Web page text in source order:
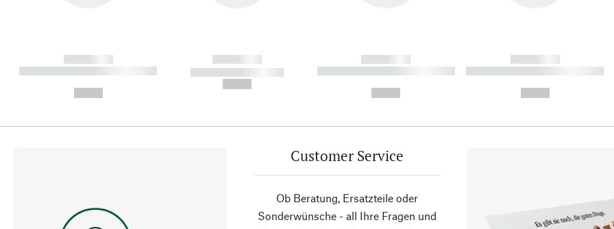
------------
----------- ----------- ----------
------------
----------- -----------
------------
----------- ----------- ----------
------------
----------- ----------- ----------
Customer Service
Ob Beratung, Ersatzteile oder
Sonderwünsche - all Ihre Fragen und